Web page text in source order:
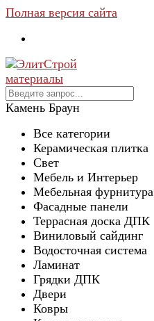
Полная версия сайта
Камень Браун
Все категории
Керамическая плитка
Свет
Мебель и Интерьер
Мебельная фурнитура
Фасадные панели
Террасная доска ДПК
Виниловый сайдинг
Водосточная система
Ламинат
Грядки ДПК
Двери
Ковры